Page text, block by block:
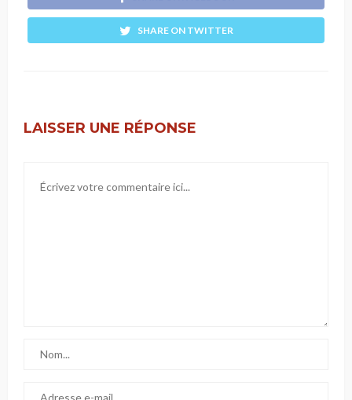
SHARE ON TWITTER
LAISSER UNE RÉPONSE